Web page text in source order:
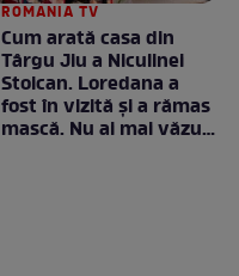
ROMANIA TV
Cum arată casa din
Târgu Jiu a Niculinei
Stoican. Loredana a
fost în vizită și a rămas
mască. Nu ai mai văzut